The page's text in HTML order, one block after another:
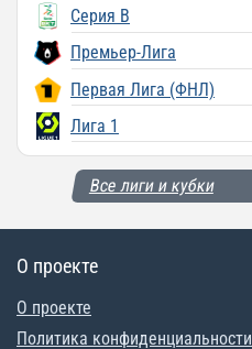
Серия B
Премьер-Лига
Первая Лига (ФНЛ)
Лига 1
Все лиги и кубки
О проекте
О проекте
Политика конфиденциальности